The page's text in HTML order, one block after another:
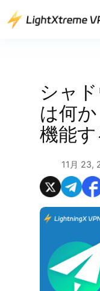
容
シャ
は何
機能す
11月 23,